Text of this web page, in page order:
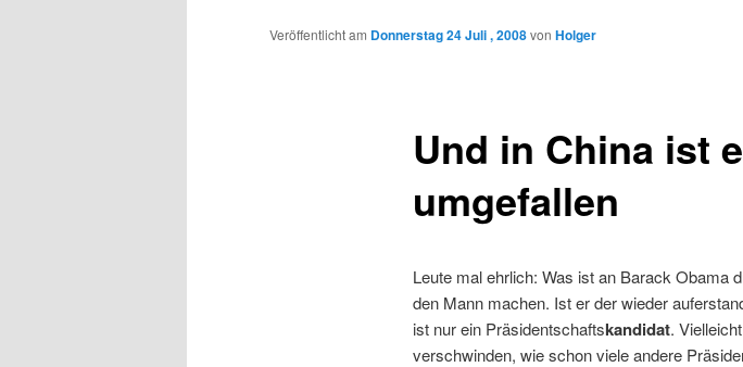
Inhalt
Und in China ist
umgefallen
Veröffentlicht am Donnerstag 24 Juli , 2008von Holger
Leute mal ehrlich: Was ist an Barack Obama
den Mann machen. Ist er der wieder
ist nur ein Präsidentschaftskandidat.
verschwinden, wie schon viele andere